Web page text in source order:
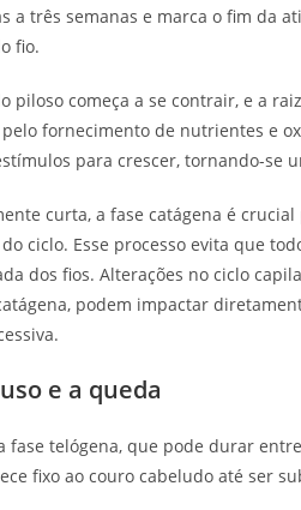
a três semanas e marca o fim da
fio.
piloso começa a se contrair, e a
fornecimento de nutrientes e
para crescer, tornando-se
curta, a fase catágena é
ciclo. Esse processo evita que
dos fios. Alterações no ciclo
podem impactar
e a queda
fase telógena, que pode durar
fixo ao couro cabeludo até ser